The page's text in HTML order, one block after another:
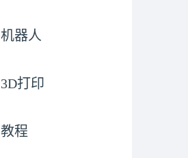
机器人
3D打印
教程